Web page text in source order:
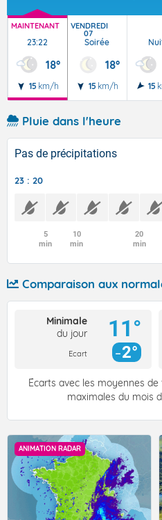
MAINTENANT
23:22
18°
15 km/h
VENDREDI
07
Soirée
18°
15 km/h 15
Pluie dans l'heure
Pas de précipitations
23 : 20
5
min
10
min
20
min
Comparaison aux
Minimale
du jour
Ecart
11°
2°
Écarts avec les moyennes
maximales du mois
ANIMATION RADAR